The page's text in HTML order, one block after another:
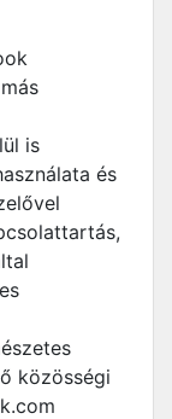
is
és
közösségi